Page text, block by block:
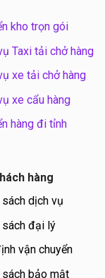
kho trọn gói
Taxi tải chở hàng
xe tải chở hàng
xe cẩu hàng
hàng đi tỉnh
hàng
sách dịch vụ
sách đại lý
vận chuyển
sách bảo mật